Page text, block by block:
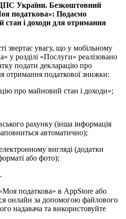
ДПС України. Безкоштовний
податкова»: Подаємо
стан і доходи для отримання
звертає увагу, що у мобільному
у розділі «Послуги» реалізовано
подати декларацію про
отримання податкової знижки:
про майновий стан і доходи»;
рахунку (інша інформація
автоматично);
вигляді (додатки
або фото);
податкова» в AppStore або
онлайн за допомогою файлового
надавача та використовуйте